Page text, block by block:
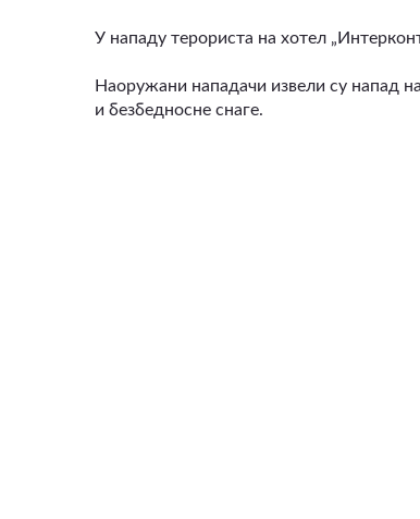
У нападу терориста на хотел
Наоружани нападачи извели су напад
и безбедносне снаге.